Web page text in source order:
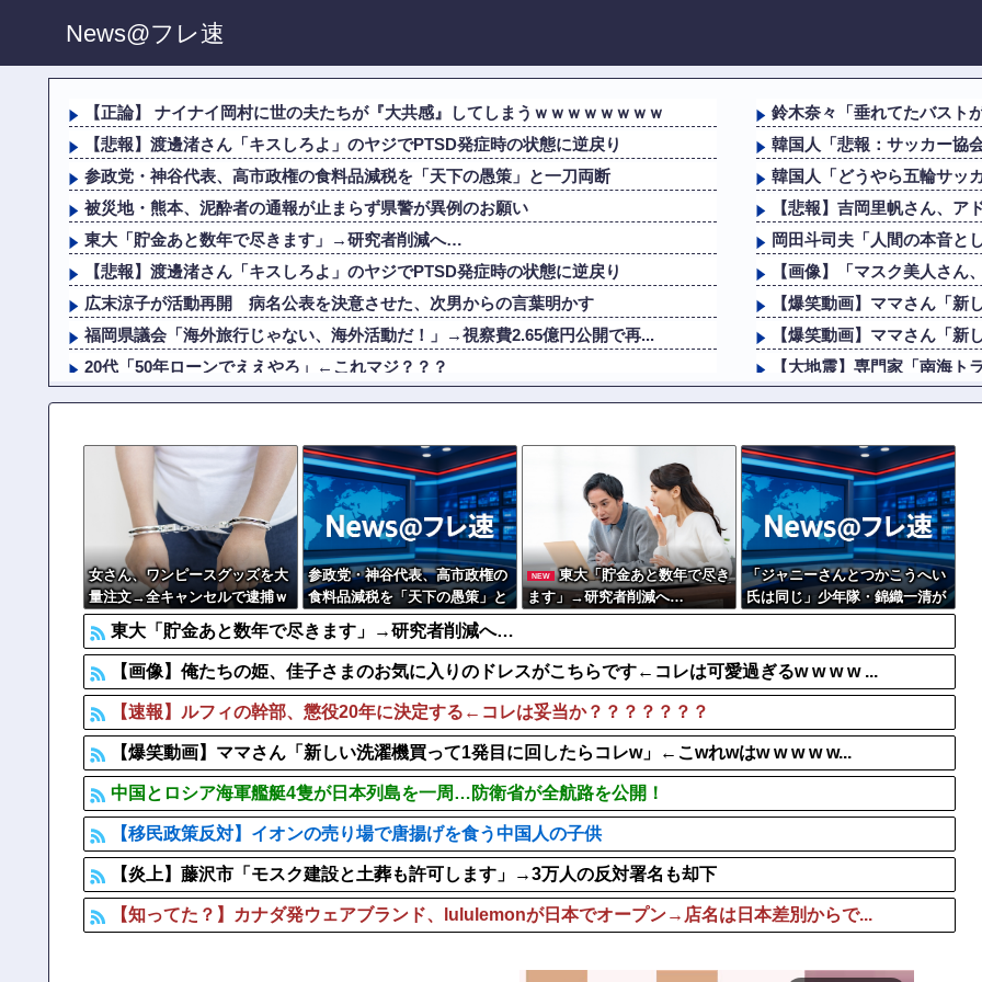
News@フレ速
【正論】 ナイナイ岡村に世の夫たちが『大共感』してしまうｗｗｗｗｗｗｗｗ
【悲報】渡邊渚さん「キスしろよ」のヤジでPTSD発症時の状態に逆戻り
参政党・神谷代表、高市政権の食料品減税を「天下の愚策」と一刀両断
被災地・熊本、泥酔者の通報が止まらず県警が異例のお願い
東大「貯金あと数年で尽きます」→研究者削減へ…
【悲報】渡邊渚さん「キスしろよ」のヤジでPTSD発症時の状態に逆戻り
広末涼子が活動再開 病名公表を決意させた、次男からの言葉明かす
福岡県議会「海外旅行じゃない、海外活動だ！」→視察費2.65億円公開で再...
20代「50年ローンでええやろ」←これマジ？？？
芸能界を引退した爆乳女、なぜか今もSNSでお◯ぱい画像を投稿！
中国「台風接近！」台風13号「三峡直撃予測」中国「上流大洪水！（三峡上流...
【株式投資】 韓国で「真夏の世の夢」崩壊、若者中心に多くの人が「人生オワ...
【悲報】 元フジテレビ渡邊渚さん、『地獄』に逆戻りしてしまう・・・・・
鈴木奈々「垂れてたバスト
韓国人「悲報：サッカー協
韓国人「どうやら五輪サッ
【悲報】吉岡里帆さん、
岡田斗司夫「人間の本音と
【画像】「マスク美人さ
【爆笑動画】ママさん「
【爆笑動画】ママさん「
【大地震】専門家「南海
【動画】高速道路を走行中
日本「俺は有名な武士の家
吉野家のステーキ定食1500
島倉りか様、モッツァレラ
t.A.T.u.のドタキャンは「Ｍ
女さん、ワンピースグッズを大
量注文→全キャンセルで逮捕ｗ
ｗｗ
参政党・神谷代表、高市政権の
食料品減税を「天下の愚策」と
一刀両断
NEW
東大「貯金あと数年で尽き
ます」→研究者削減へ…
「ジャニーさんとつかこうへい
氏は同じ」少年隊・錦織一清が
明かすレジェンドの共通点と我
東大「貯金あと数年で尽きます」→研究者削減へ…
【画像】俺たちの姫、佳子さまのお気に入りのドレスがこちらです←コレは可愛過ぎるw w w w ...
【速報】ルフィの幹部、懲役20年に決定する←コレは妥当か？？？？？？？
【爆笑動画】ママさん「新しい洗濯機買って1発目に回したらコレw」←こwれwはw w w w w...
中国とロシア海軍艦艇4隻が日本列島を一周…防衛省が全航路を公開！
【移民政策反対】イオンの売り場で唐揚げを食う中国人の子供
【炎上】藤沢市「モスク建設と土葬も許可します」→3万人の反対署名も却下
【知ってた？】カナダ発ウェアブランド、lululemonが日本でオープン→店名は日本差別からで...